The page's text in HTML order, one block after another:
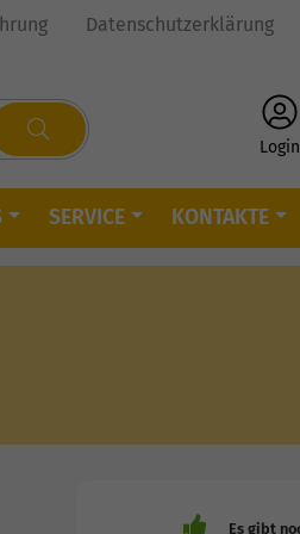
Datenschutzerklärung
Login
SERVICE KONTAKTE